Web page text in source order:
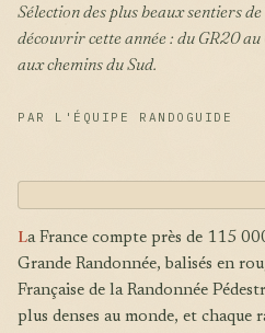
Sélection des plus beaux sentiers de Grande Randonnée à
découvrir cette année : du GR20
aux chemins du Sud.
PAR L'ÉQUIPE RANDOGUIDE
La France compte près de 115
Grande Randonnée, balisés en
Française de la Randonnée
plus denses au monde, et